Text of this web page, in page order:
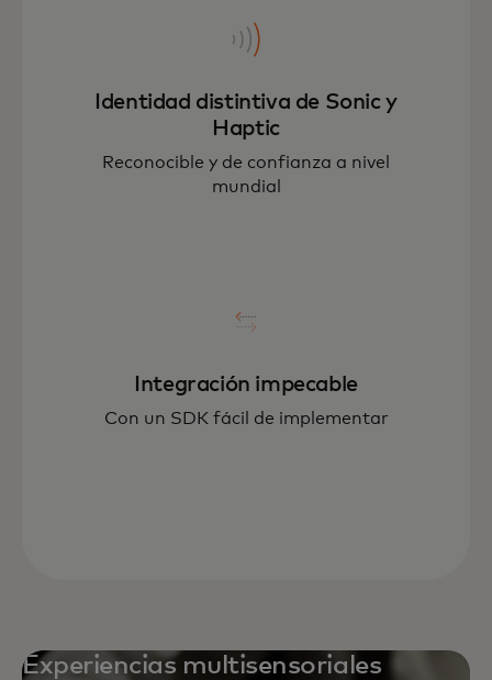
Identidad distintiva de Sonic y
Haptic
Reconocible y de confianza a nivel
mundial
Integración impecable
Con un SDK fácil de implementar
Experiencias multisensoriales